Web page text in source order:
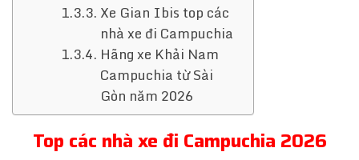
Xe Gian Ibis top các
nhà xe đi Campuchia
Hãng xe Khải Nam
Campuchia từ Sài
Gòn năm 2026
Top các nhà xe đi Campuchia 2026